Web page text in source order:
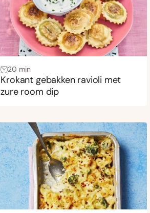
20 min
Krokant gebakken ravioli met
zure room dip